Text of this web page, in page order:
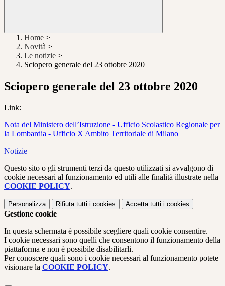
Home >
Novità >
Le notizie >
Sciopero generale del 23 ottobre 2020
Sciopero generale del 23 ottobre 2020
Link:
Nota del Ministero dell’Istruzione - Ufficio Scolastico Regionale per
la Lombardia - Ufficio X Ambito Territoriale di Milano
Notizie
Questo sito o gli strumenti terzi da questo utilizzati si avvalgono di
cookie necessari al funzionamento ed utili alle finalità illustrate nella
COOKIE POLICY.
Personalizza Rifiuta tutti i cookies Accetta tutti i cookies
Gestione cookie
In questa schermata è possibile scegliere quali cookie consentire.
I cookie necessari sono quelli che consentono il funzionamento della
piattaforma e non è possibile disabilitarli.
Per conoscere quali sono i cookie necessari al funzionamento potete
visionare la COOKIE POLICY.